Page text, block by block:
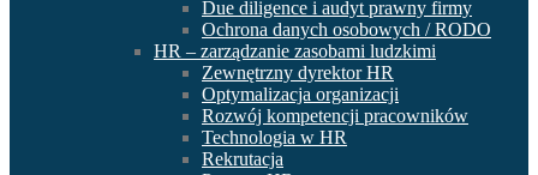
Due diligence i audyt prawny firmy
Ochrona danych osobowych / RODO
HR – zarządzanie zasobami ludzkimi
Zewnętrzny dyrektor HR
Optymalizacja organizacji
Rozwój kompetencji pracowników
Technologia w HR
Rekrutacja